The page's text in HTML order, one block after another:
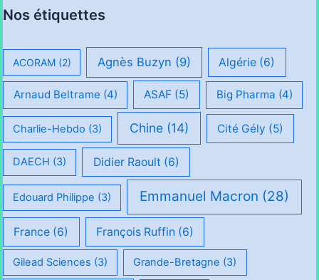
Nos étiquettes
ACORAM(2) Agnès Buzyn (9) Algérie (6)
Arnaud Beltrame (4) ASAF (5) Big Pharma (4)
Charlie-Hebdo (3) Chine (14) Cité Gély (5)
DAECH (3) Didier Raoult (6)
Edouard Philippe (3) Emmanuel Macron (28)
France (6) François Ruffin (6)
Gilead Sciences (3) Grande-Bretagne (3)